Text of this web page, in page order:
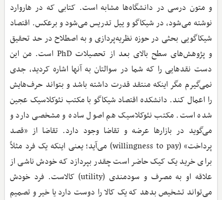
و متون درسی در دانشگاه‌ها مشابه است. کتابی که در هاروارد
نوشته می‌شود، در شیکاگو و ییل تدریس می‌شود و برعکس. اقتصاد
شیکاگویی بحثی در حوزه نظریه‌پردازی و به اصطلاح در حد تحقیق
و پژوهش‌های سطح بالای بعد از تحصیلات PhD است. من این
دست نقدهایی را که شما در سوالتان به آنها اشاره کردید، جدی
نمی‌گیرم مگر اینکه منتقد قدرت داشته باشد و بتواند حرف‌هایش
را اعمال کند. دانشکده اقتصاد شیکاگو با مکتب نئوکلاسیک عجین
شده است. مکتب نئوکلاسیک هم اصول ساده و مشخصی دارد و
می‌گوید در بازارها عرضه و تقاضا وجود دارد. تقاضا از «قصد
پرداخت» (willingness to pay) می‌آید؛ یعنی اینکه یک فرد مثلاً
برای خرید یک کیک حاضر است چقدر بپردازد که خودش ناشی از
علاقه او به مصرف و سودمندی (utility) کالاست. فرد خودش
می‌تواند تشخیص بدهد که یک کالا را دوست دارد یا خیر و تصمیم